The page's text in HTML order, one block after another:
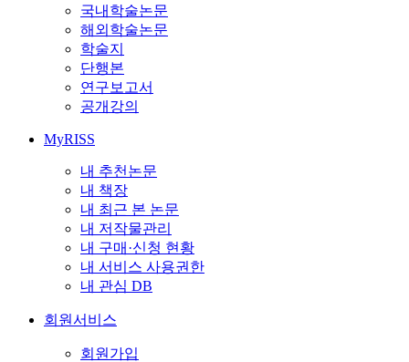
국내학술논문
해외학술논문
학술지
단행본
연구보고서
공개강의
MyRISS
내 추천논문
내 책장
내 최근 본 논문
내 저작물관리
내 구매·신청 현황
내 서비스 사용권한
내 관심 DB
회원서비스
회원가입